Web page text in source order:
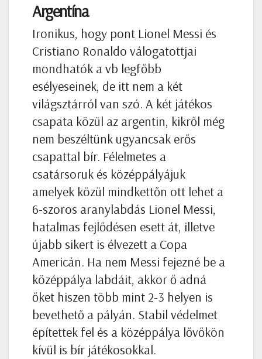
Argentína
Ironikus, hogy pont Lionel Messi és
Cristiano Ronaldo válogatottjai
mondhatók a vb legfőbb
esélyeseinek, de itt nem a két
világsztárról van szó. A két játékos
csapata közül az argentin, kikről még
nem beszéltünk ugyancsak erős
csapattal bír. Félelmetes a
csatársoruk és középpályájuk
amelyek közül mindkettőn ott lehet a
6-szoros aranylabdás Lionel Messi,
hatalmas fejlődésen esett át, illetve
újabb sikert is élvezett a Copa
Americán. Ha nem Messi fejezné be a
középpálya labdáit, akkor ő adná
őket hiszen több mint 2-3 helyen is
bevethető a pályán. Stabil védelmet
építettek fel és a középpálya lővőkön
kívül is bír játékosokkal.